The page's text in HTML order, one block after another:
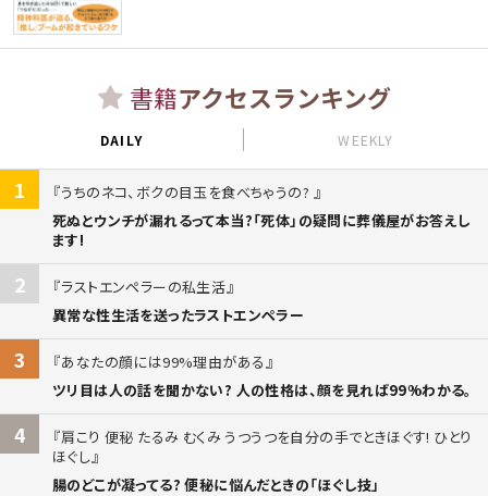
書籍アクセスランキング
DAILY WEEKLY
1
うちのネコ、ボクの目玉を食べちゃうの?
死ぬとウンチが漏れるって本当?「死体」の疑問に葬儀屋がお答えし
ます!
2
ラストエンペラーの私生活
異常な性生活を送ったラストエンペラー
3
あなたの顔には99%理由がある
ツリ目は人の話を聞かない? 人の性格は、顔を見れば99%わかる。
4
肩こり 便秘 たるみ むくみ うつうつを自分の手でときほぐす! ひとり
ほぐし
腸のどこが凝ってる? 便秘に悩んだときの「ほぐし技」